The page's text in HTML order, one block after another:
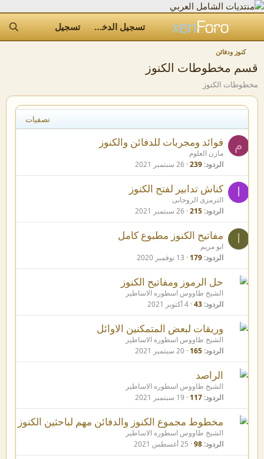
تسجيل الدخول تسجيل
كنوز ودفائن
قسم مخطوطات الكنوز
مخطوطات الكنوز
تصفيات
م فوائد ومجربات للدفائن والكنوز
مازن العلوم
الردود 239 26 سبتمبر 2021
ا كناش تدابير لفتح الكنوز
الترمزى الروحانى
الردود 215 26 سبتمبر 2021
ا مفاتيح الكنوز مطبوع كامل
ابو مريم
الردود 179 13 نوفمبر 2020
حل الرموز ومفاتيح الكنوز
الشيخ طاووس اسطوره الاساطير
الردود 43 4 أكتوبر 2021
وريقات لبعض المتمكنين الاوائل
الشيخ طاووس اسطوره الاساطير
الردود 165 20 سبتمبر 2021
الراصد
الشيخ طاووس اسطوره الاساطير
الردود 117 19 سبتمبر 2021
مخطوط مجموع الكنوز والدفائن مهم لباحثين الكنوز
الشيخ طاووس اسطوره الاساطير
الردود 98 25 أغسطس 2021